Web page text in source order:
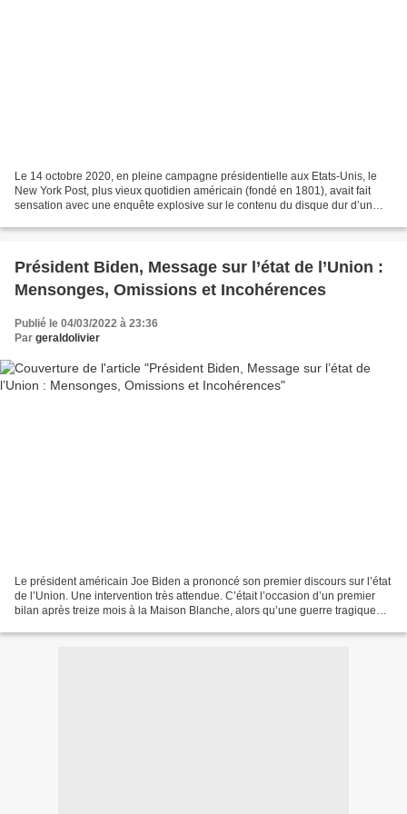
Le 14 octobre 2020, en pleine campagne présidentielle aux Etats-Unis, le
New York Post, plus vieux quotidien américain (fondé en 1801), avait fait
sensation avec une enquête explosive sur le contenu du disque dur d’un
Président Biden, Message sur l’état de l’Union :
Mensonges, Omissions et Incohérences
Publié le 04/03/2022 à 23:36
Par geraldolivier
Le président américain Joe Biden a prononcé son premier discours sur l’état
de l’Union. Une intervention très attendue. C’était l’occasion d’un premier
bilan après treize mois à la Maison Blanche, alors qu’une guerre tragique